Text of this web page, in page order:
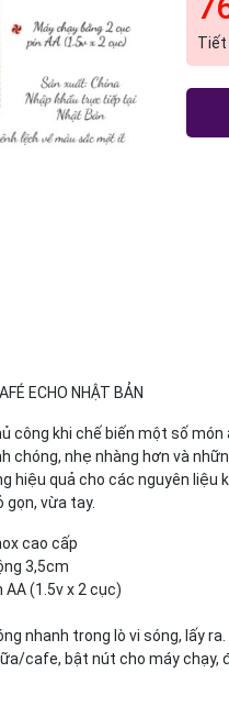
Tiết
ECHO NHẬT BẢN
công khi chế biến một số
nhẹ nhàng hơn và
hiệu quả cho các nguyên
vừa tay.
cao cấp
3,5cm
AA (1.5v x 2 cục)
nhanh trong lò vi sóng, lấy ra.
cafe, bật nút cho máy